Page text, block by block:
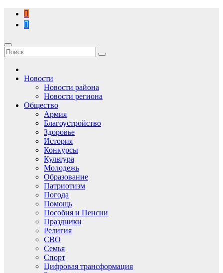
Перейти
содержимому
Новости
Новости района
Новости региона
Общество
Армия
Благоустройство
Здоровье
История
Конкурсы
Культура
Молодежь
Образование
Патриотизм
Погода
Помощь
Пособия и Пенсии
Праздники
Религия
СВО
Семья
Спорт
Цифровая трансформация